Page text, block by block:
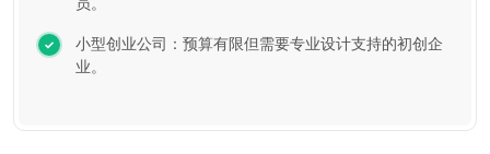
小型创业公司：预算有限但需要专业设计支持的初创企
业。